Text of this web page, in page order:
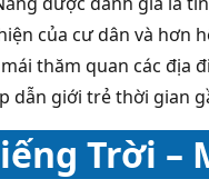
của cư dân và hơn
thăm quan các địa
dẫn giới trẻ thời gian
Trời